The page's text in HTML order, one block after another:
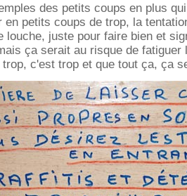
des petits coups en plus
en petits coups de trop, la
louche, juste pour faire bien et
ça serait au risque de
trop, c'est trop et que tout ça, ça